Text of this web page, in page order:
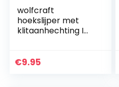
wolfcraft
hoekslijper met
klitaanhechting I
€9.95